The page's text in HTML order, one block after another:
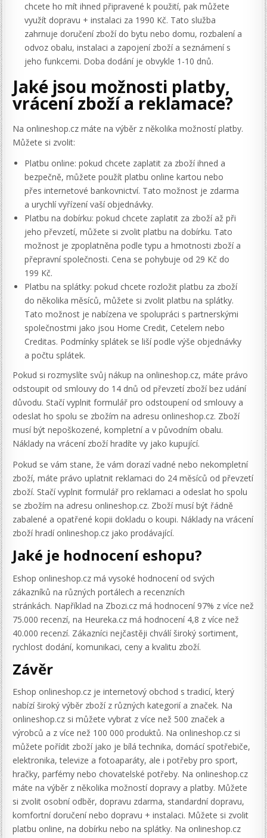
chcete ho mít ihned připravené k použití, pak můžete
využít dopravu + instalaci za 1990 Kč. Tato služba
zahrnuje doručení zboží do bytu nebo domu, rozbalení a
odvoz obalu, instalaci a zapojení zboží a seznámení s
jeho funkcemi. Doba dodání je obvykle 1-10 dnů.
Jaké jsou možnosti platby,
vrácení zboží a reklamace?
Na onlineshop.cz máte na výběr z několika možností platby.
Můžete si zvolit:
Platbu online: pokud chcete zaplatit za zboží ihned a
bezpečně, můžete použít platbu online kartou nebo
přes internetové bankovnictví. Tato možnost je zdarma
a urychlí vyřízení vaší objednávky.
Platbu na dobírku: pokud chcete zaplatit za zboží až při
jeho převzetí, můžete si zvolit platbu na dobírku. Tato
možnost je zpoplatněna podle typu a hmotnosti zboží a
přepravní společnosti. Cena se pohybuje od 29 Kč do
199 Kč.
Platbu na splátky: pokud chcete rozložit platbu za zboží
do několika měsíců, můžete si zvolit platbu na splátky.
Tato možnost je nabízena ve spolupráci s partnerskými
společnostmi jako jsou Home Credit, Cetelem nebo
Creditas. Podmínky splátek se liší podle výše objednávky
a počtu splátek.
Pokud si rozmyslíte svůj nákup na onlineshop.cz, máte právo
odstoupit od smlouvy do 14 dnů od převzetí zboží bez udání
důvodu. Stačí vyplnit formulář pro odstoupení od smlouvy a
odeslat ho spolu se zbožím na adresu onlineshop.cz. Zboží
musí být nepoškozené, kompletní a v původním obalu.
Náklady na vrácení zboží hradíte vy jako kupující.
Pokud se vám stane, že vám dorazí vadné nebo nekompletní
zboží, máte právo uplatnit reklamaci do 24 měsíců od převzetí
zboží. Stačí vyplnit formulář pro reklamaci a odeslat ho spolu
se zbožím na adresu onlineshop.cz. Zboží musí být řádně
zabalené a opatřené kopii dokladu o koupi. Náklady na vrácení
zboží hradí onlineshop.cz jako prodávající.
Jaké je hodnocení eshopu?
Eshop onlineshop.cz má vysoké hodnocení od svých
zákazníků na různých portálech a recenzních
stránkách. Například na Zbozi.cz má hodnocení 97% z více než
75.000 recenzí, na Heureka.cz má hodnocení 4,8 z více než
40.000 recenzí. Zákazníci nejčastěji chválí široký sortiment,
rychlost dodání, komunikaci, ceny a kvalitu zboží.
Závěr
Eshop onlineshop.cz je internetový obchod s tradicí, který
nabízí široký výběr zboží z různých kategorií a značek. Na
onlineshop.cz si můžete vybrat z více než 500 značek a
výrobců a z více než 100 000 produktů. Na onlineshop.cz si
můžete pořídit zboží jako je bílá technika, domácí spotřebiče,
elektronika, televize a fotoaparáty, ale i potřeby pro sport,
hračky, parfémy nebo chovatelské potřeby. Na onlineshop.cz
máte na výběr z několika možností dopravy a platby. Můžete
si zvolit osobní odběr, dopravu zdarma, standardní dopravu,
komfortní doručení nebo dopravu + instalaci. Můžete si zvolit
platbu online, na dobírku nebo na splátky. Na onlineshop.cz